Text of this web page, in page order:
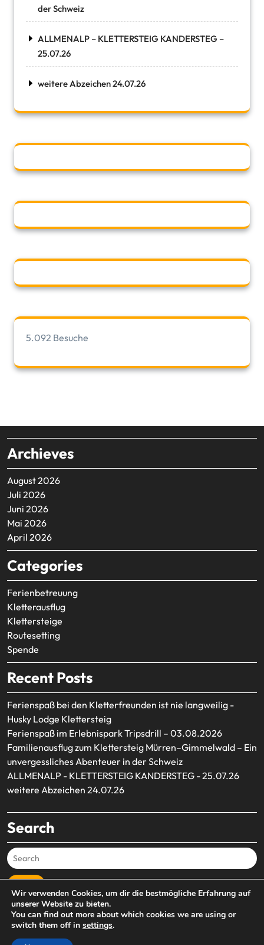
der Schweiz
ALLMENALP – KLETTERSTEIG KANDERSTEG –
25.07.26
weitere Abzeichen 24.07.26
5.092 Besuche
Archieves
August 2026
Juli 2026
Juni 2026
Mai 2026
April 2026
Categories
Ferienbetreuung
Kletterausflug
Klettersteige
Routesetting
Spende
Recent Posts
Ferienspaß bei den Kletterfreunden ist nie langweilig -
Husky Lodge Klettersteig
Ferienspaß im Erlebnispark Tripsdrill – 03.08.2026
Familienausflug zum Klettersteig Mürren–Gimmelwald – Ein
unvergessliches Abenteuer in der Schweiz
ALLMENALP - KLETTERSTEIG KANDERSTEG - 25.07.26
weitere Abzeichen 24.07.26
Search
Kletterfreunde Eggingen n.e.V. - Bergstrasse 3 - 79805
Wir verwenden Cookies, um dir die bestmögliche Erfahrung auf
unserer Website zu bieten.
You can find out more about which cookies we are using or
switch them off in settings.